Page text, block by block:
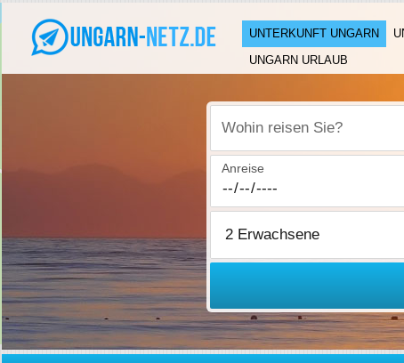
UNTERKUNFT UNGARN
UNGARN URLAUB
Wohin reisen Sie?
Anreise